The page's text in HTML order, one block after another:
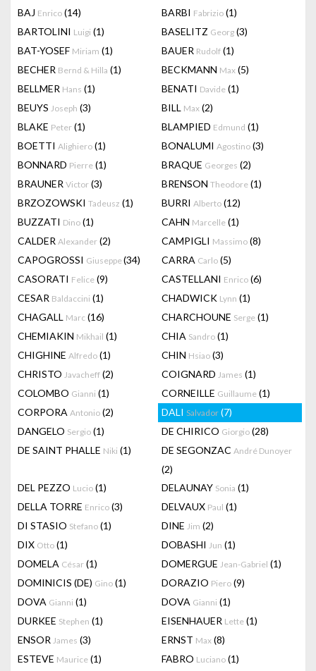
BAJ Enrico (14) BARBI Fabrizio (1)
BARTOLINI Luigi (1) BASELITZ Georg (3)
BAT-YOSEF Miriam (1) BAUER Rudolf (1)
BECHER Bernd & Hilla (1) BECKMANN Max (5)
BELLMER Hans (1) BENATI Davide (1)
BEUYS Joseph (3) BILL Max (2)
BLAKE Peter (1) BLAMPIED Edmund (1)
BOETTI Alighiero (1) BONALUMI Agostino (3)
BONNARD Pierre (1) BRAQUE Georges (2)
BRAUNER Victor (3) BRENSON Theodore (1)
BRZOZOWSKI Tadeusz (1) BURRI Alberto (12)
BUZZATI Dino (1) CAHN Marcelle (1)
CALDER Alexander (2) CAMPIGLI Massimo (8)
CAPOGROSSI Giuseppe(34) CARRA Carlo (5)
CASORATI Felice (9) CASTELLANI Enrico (6)
CESAR Baldaccini (1) CHADWICK Lynn (1)
CHAGALL Marc (16) CHARCHOUNE Serge (1)
CHEMIAKIN Mikhail (1) CHIA Sandro (1)
CHIGHINE Alfredo (1) CHIN Hsiao (3)
CHRISTO Javacheff (2) COIGNARD James (1)
COLOMBO Gianni (1) CORNEILLE Guillaume (1)
CORPORA Antonio (2) DALI Salvador (7)
DANGELO Sergio (1) DE CHIRICO Giorgio (28)
DE SAINT PHALLE Niki (1) DE SEGONZAC André Dunoyer
(2)
DEL PEZZO Lucio (1) DELAUNAY Sonia (1)
DELLA TORRE Enrico (3) DELVAUX Paul (1)
DI STASIO Stefano (1) DINE Jim (2)
DIX Otto (1) DOBASHI Jun (1)
DOMELA César (1) DOMERGUE Jean-Gabriel (1)
DOMINICIS (DE) Gino (1) DORAZIO Piero (9)
DOVA Gianni (1) DOVA Gianni (1)
DURKEE Stephen (1) EISENHAUER Lette (1)
ENSOR James (3) ERNST Max (8)
ESTEVE Maurice (1) FABRO Luciano (1)